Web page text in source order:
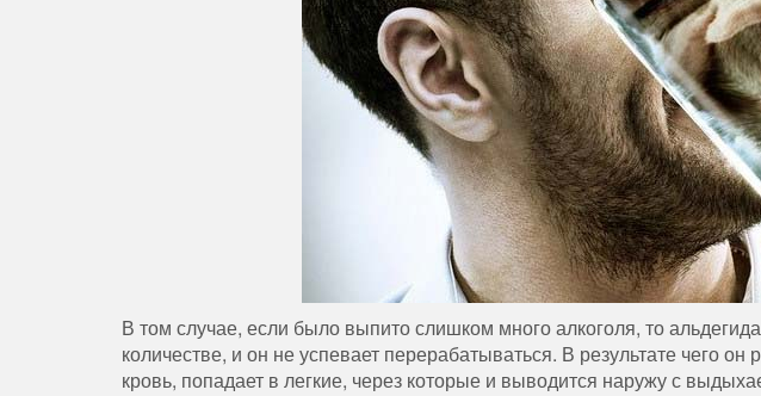
В том случае, если было выпито слишком много алкоголя, то
количестве, и он не успевает перерабатываться. В результате чего он
кровь, попадает в легкие, через которые и выводится наружу с